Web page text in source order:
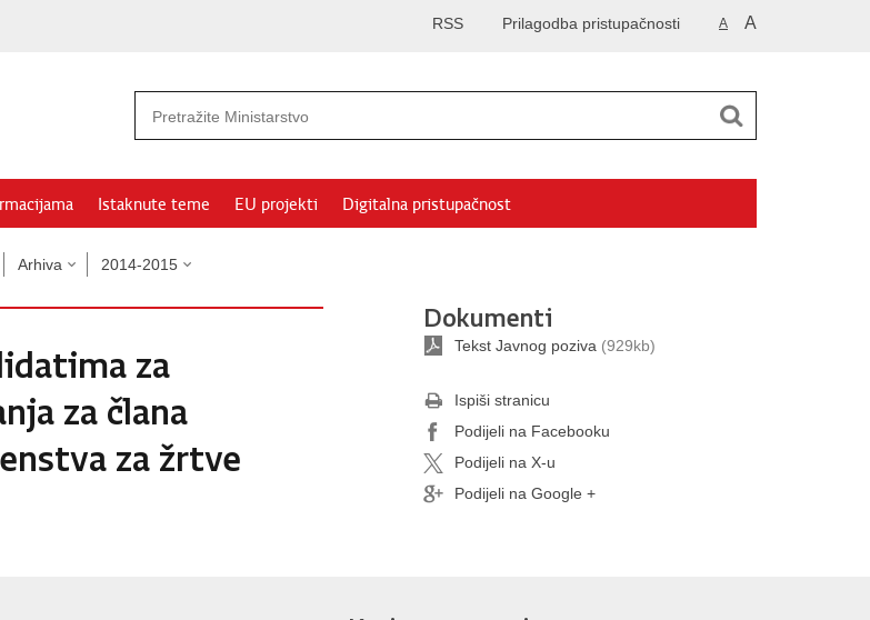
A A
Prilagodba pristupačnosti
RSS
Istaknute teme EU projekti Digitalna pristupačnost
Arhiva 2014-2015
za
za člana
za žrtve
Dokumenti
Tekst Javnog poziva (929kb)
Ispiši stranicu
Podijeli na Facebooku
Podijeli na X-u
Podijeli na Google +